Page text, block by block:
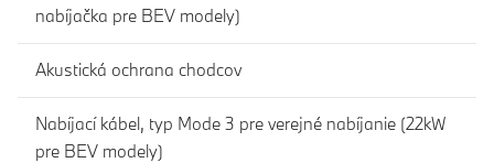
nabíjačka pre BEV modely)
Akustická ochrana chodcov
Nabíjací kábel, typ Mode 3 pre verejné nabíjanie (22kW
pre BEV modely)